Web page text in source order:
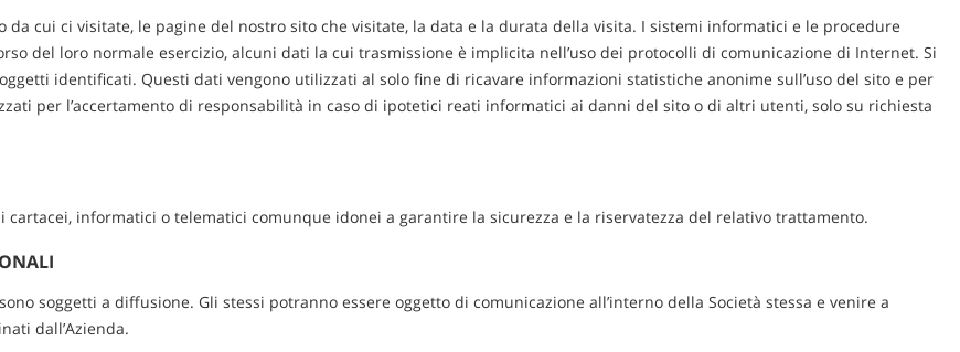
cui ci visitate, le pagine del nostro sito che visitate, la data e la durata della visita. I sistemi informatici e le procedure
del loro normale esercizio, alcuni dati la cui trasmissione è implicita nell’uso dei protocolli di comunicazione di Internet. Si
identificati. Questi dati vengono utilizzati al solo fine di ricavare informazioni statistiche anonime sull’uso del sito e per
per l’accertamento di responsabilità in caso di ipotetici reati informatici ai danni del sito o di altri utenti, solo su richiesta
informatici o telematici comunque idonei a garantire la sicurezza e la riservatezza del relativo trattamento.
soggetti a diffusione. Gli stessi potranno essere oggetto di comunicazione all’interno della Società stessa e venire a
dall’Azienda.